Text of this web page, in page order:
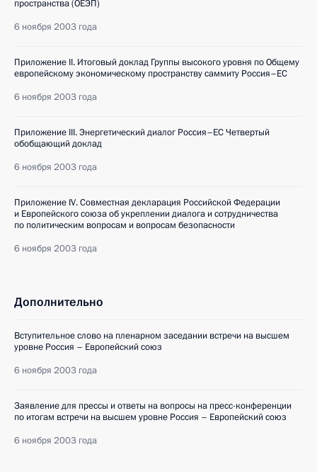
пространства (ОЕЭП)
6 ноября 2003 года
Приложение II. Итоговый доклад Группы высокого уровня по Общему
европейскому экономическому пространству саммиту Россия–ЕС
6 ноября 2003 года
Приложение III. Энергетический диалог Россия–ЕС Четвертый
обобщающий доклад
6 ноября 2003 года
Приложение IV. Совместная декларация Российской Федерации
и Европейского союза об укреплении диалога и сотрудничества
по политическим вопросам и вопросам безопасности
6 ноября 2003 года
Дополнительно
Вступительное слово на пленарном заседании встречи на высшем
уровне Россия – Европейский союз
6 ноября 2003 года
Заявление для прессы и ответы на вопросы на пресс-конференции
по итогам встречи на высшем уровне Россия – Европейский союз
6 ноября 2003 года